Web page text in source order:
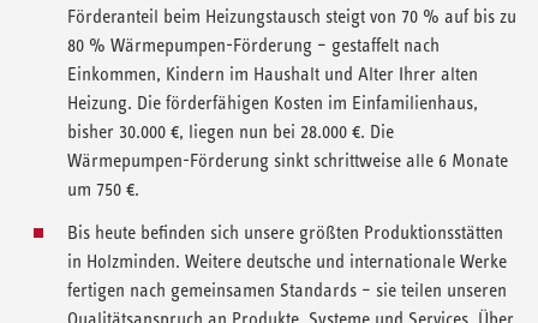
Förderanteil beim Heizungstausch steigt von 70 % auf bis zu
80 % Wärmepumpen-Förderung – gestaffelt nach
Einkommen, Kindern im Haushalt und Alter Ihrer alten
Heizung. Die förderfähigen Kosten im Einfamilienhaus,
bisher 30.000 €, liegen nun bei 28.000 €. Die
Wärmepumpen-Förderung sinkt schrittweise alle 6 Monate
um 750 €.
Bis heute befinden sich unsere größten Produktionsstätten
in Holzminden. Weitere deutsche und internationale Werke
fertigen nach gemeinsamen Standards – sie teilen unseren